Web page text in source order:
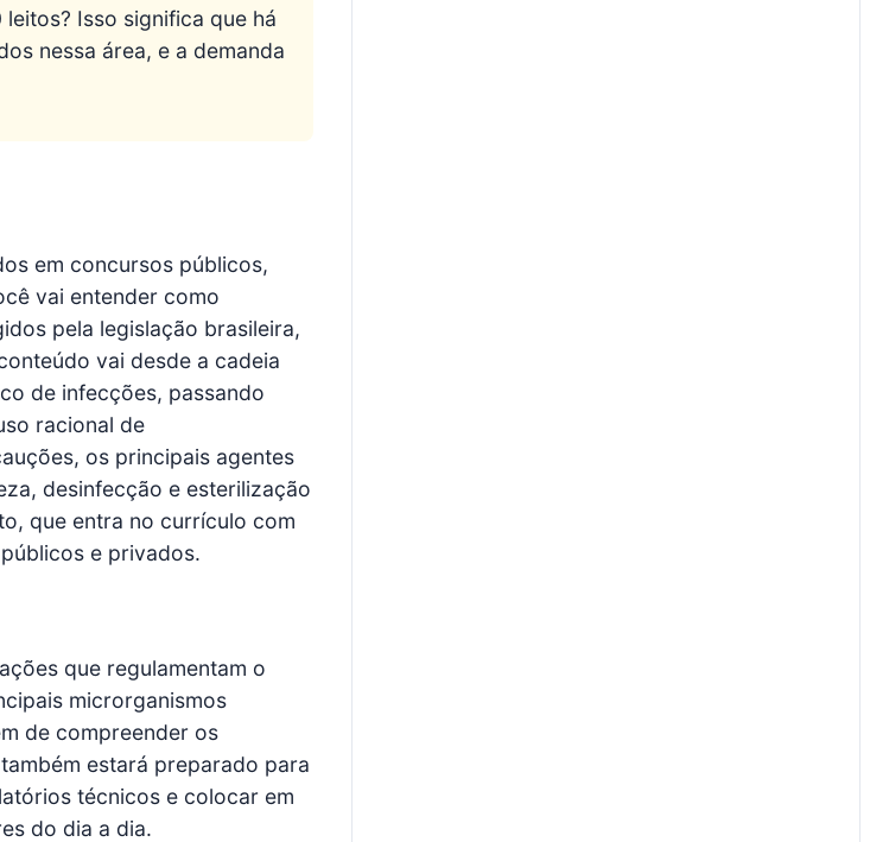
Isso significa que há
nessa área, e a demanda
em concursos públicos,
vai entender como
pela legislação brasileira,
vai desde a cadeia
de infecções, passando
racional de
os principais agentes
desinfecção e esterilização
que entra no currículo com
e privados.
que regulamentam o
microrganismos
de compreender os
estará preparado para
técnicos e colocar em
do dia a dia.